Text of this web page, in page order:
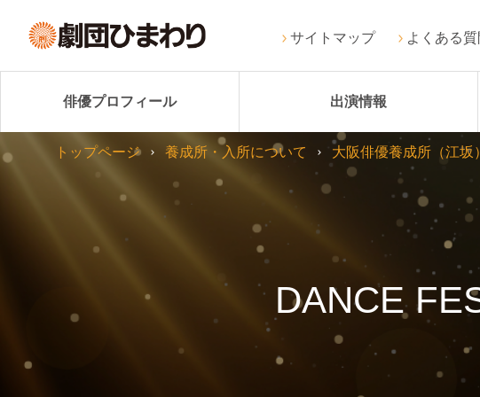
サイトマップ よくある質
俳優プロフィール 出演情報
DANCE
トップページ 養成所・入所について 大阪俳優養成所（江坂）